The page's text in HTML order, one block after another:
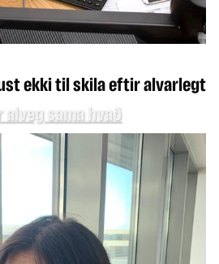
ekki til skila eftir alvarlegt
alveg sama hvað